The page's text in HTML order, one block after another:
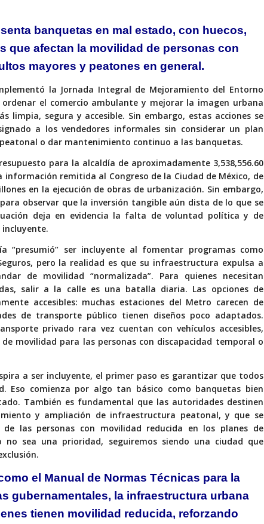
banquetas en mal estado, con huecos,
que afectan la movilidad de personas con
mayores y peatones en general.
la Jornada Integral de Mejoramiento del Entorno
el comercio ambulante y mejorar la imagen urbana
limpia, segura y accesible. Sin embargo, estas acciones se
a los vendedores informales sin considerar un plan
o dar mantenimiento continuo a las banquetas.
para la alcaldía de aproximadamente 3,538,556.60
información remitida al Congreso de la Ciudad de México, de
en la ejecución de obras de urbanización. Sin embargo,
observar que la inversión tangible aún dista de lo que se
deja en evidencia la falta de voluntad política y de
“presumió” ser incluyente al fomentar programas como
pero la realidad es que su infraestructura expulsa a
de movilidad “normalizada”. Para quienes necesitan
salir a la calle es una batalla diaria. Las opciones de
accesibles: muchas estaciones del Metro carecen de
de transporte público tienen diseños poco adaptados.
privado rara vez cuentan con vehículos accesibles,
movilidad para las personas con discapacidad temporal o
a ser incluyente, el primer paso es garantizar que todos
Eso comienza por algo tan básico como banquetas bien
También es fundamental que las autoridades destinen
y ampliación de infraestructura peatonal, y que se
las personas con movilidad reducida en los planes de
no sea una prioridad, seguiremos siendo una ciudad que
el Manual de Normas Técnicas para la
gubernamentales, la infraestructura urbana
tienen movilidad reducida, reforzando